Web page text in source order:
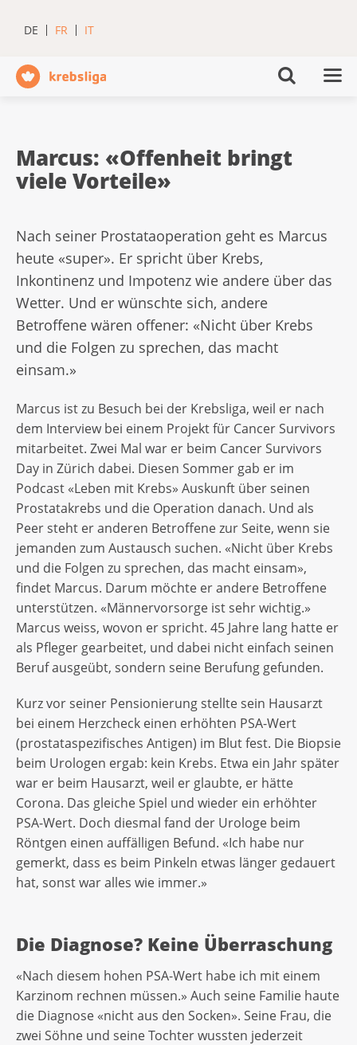
DE FR IT
Marcus: «Offenheit bringt
viele Vorteile»
Nach seiner Prostataoperation geht es Marcus
heute «super». Er spricht über Krebs,
Inkontinenz und Impotenz wie andere über das
Wetter. Und er wünschte sich, andere
Betroffene wären offener: «Nicht über Krebs
und die Folgen zu sprechen, das macht
einsam.»
Marcus ist zu Besuch bei der Krebsliga, weil er nach
dem Interview bei einem Projekt für Cancer Survivors
mitarbeitet. Zwei Mal war er beim Cancer Survivors
Day in Zürich dabei. Diesen Sommer gab er im
Podcast «Leben mit Krebs» Auskunft über seinen
Prostatakrebs und die Operation danach. Und als
Peer steht er anderen Betroffene zur Seite, wenn sie
jemanden zum Austausch suchen. «Nicht über Krebs
und die Folgen zu sprechen, das macht einsam»,
findet Marcus. Darum möchte er andere Betroffene
unterstützen. «Männervorsorge ist sehr wichtig.»
Marcus weiss, wovon er spricht. 45 Jahre lang hatte er
als Pfleger gearbeitet, und dabei nicht einfach seinen
Beruf ausgeübt, sondern seine Berufung gefunden.
Kurz vor seiner Pensionierung stellte sein Hausarzt
bei einem Herzcheck einen erhöhten PSA-Wert
(prostataspezifisches Antigen) im Blut fest. Die Biopsie
beim Urologen ergab: kein Krebs. Etwa ein Jahr später
war er beim Hausarzt, weil er glaubte, er hätte
Corona. Das gleiche Spiel und wieder ein erhöhter
PSA-Wert. Doch diesmal fand der Urologe beim
Röntgen einen auffälligen Befund. «Ich habe nur
gemerkt, dass es beim Pinkeln etwas länger gedauert
hat, sonst war alles wie immer.»
Die Diagnose? Keine Überraschung
«Nach diesem hohen PSA-Wert habe ich mit einem
Karzinom rechnen müssen.» Auch seine Familie haute
die Diagnose «nicht aus den Socken». Seine Frau, die
zwei Söhne und seine Tochter wussten jederzeit